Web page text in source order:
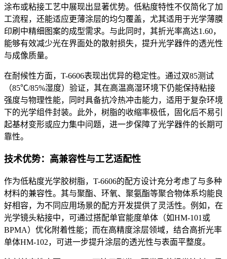
涂布或粘接工艺中展现出显著优势。低粘度特性不仅简化了加
工流程，还能适应更薄涂层的均匀覆盖，尤其适用于光学薄膜
印刷中精细图案的成型需求。与此同时，其折光率高达1.60，
能够有效减少光在界面处的散射损失，提升光学器件的透光性
与成像质量。
在耐候性方面，T-6606表现出优异的稳定性。通过双85测试
（85℃/85%湿度）验证，其在高温高湿环境下仍能保持粘接
强度与物理性能，同时具备抗冷热冲击能力，适用于复杂环境
下的光学组件封装。此外，树脂的收缩率极低，固化后不易引
起基材变形或应力集中问题，进一步保障了光学器件的长期可
靠性。
技术优势：高兼容性与工艺适配性
作为低粘度光学胶树脂，T-6606的配方设计充分考虑了与多种
材料的兼容性。其与聚酯、环氧、聚氨酯等聚合物体系均能良
好相容，为不同应用场景的配方开发提供了灵活性。例如，在
光学镜头粘接中，可通过搭配单官能度单体（如HM-101或
BPMA）优化附着性能；而在高精度涂层领域，结合高折光率
单体HM-102，可进一步提升涂层的透光性与表面平整度。